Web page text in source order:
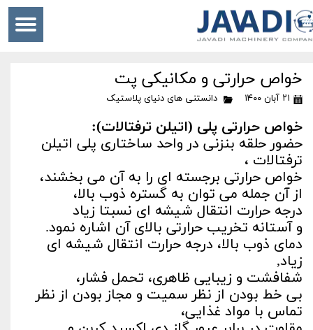
خواص حرارتی و مکانیکی پت
۲۱ آبان ۱۴۰۰ دانستنی های دنیای پلاستیک
خواص حرارتی پلی (اتیلن ترفتالات):
حضور حلقه بنزنی در واحد ساختاری پلی اتیلن
ترفتالات ،
خواص حرارتی برجسته ای را به آن می بخشند،
از آن جمله می توان به گستره ذوب بالا،
درجه حرارت انتقال شیشه ای نسبتا زیاد
و آستانه تخریب حرارتی بالای آن اشاره نمود.
دمای ذوب بالا، درجه حرارت انتقال شیشه ای
زیاد,
شفافشت و زیبایی ظاهری، تحمل فشار،
بی خط بودن از نظر سمیت و مجاز بودن از نظر
تماس با مواد غذایی،